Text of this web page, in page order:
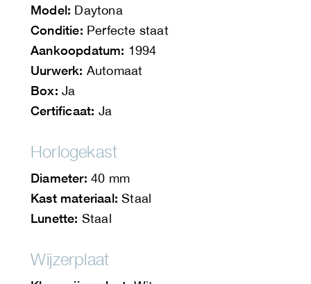
Model: Daytona
Conditie: Perfecte staat
Aankoopdatum: 1994
Uurwerk: Automaat
Box: Ja
Certificaat: Ja
Horlogekast
Diameter: 40 mm
Kast materiaal: Staal
Lunette: Staal
Wijzerplaat